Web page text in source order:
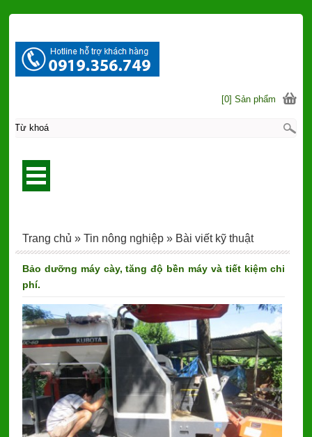
Bảo dưỡng máy cày, tăng độ bền máy và tiết kiệm chi
phí.
Trang chủ » Tin nông nghiệp » Bài viết kỹ thuật
[0] Sản phẩm